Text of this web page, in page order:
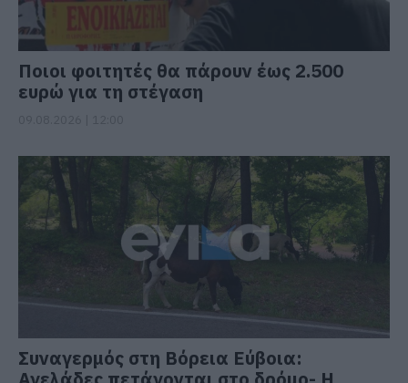
Ποιοι φοιτητές θα πάρουν έως 2.500
ευρώ για τη στέγαση
Συναγερμός στη Βόρεια Εύβοια: